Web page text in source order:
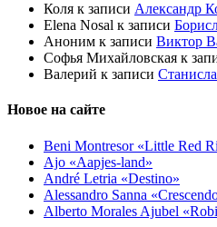
Коля к записи Александр
Elena Nosal к записи
Аноним к записи Виктор
Софья Михайловская к
Валерий к записи
Новое на сайте
Beni Montresor «Little Red
Ajo «Aapjes-land»
André Letria «Destino»
Alessandro Sanna
Alberto Morales Ajubel